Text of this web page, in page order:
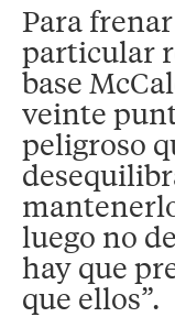
Para
particular
base
veinte
peligroso
luego no
hay que
que ellos”.